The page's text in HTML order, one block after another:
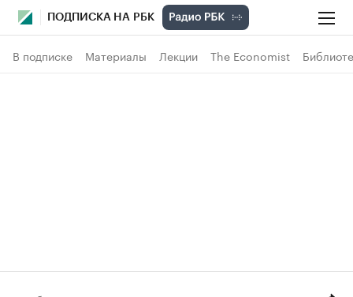
ПОДПИСКА НА РБК
В подписке Материалы Лекции The Economist